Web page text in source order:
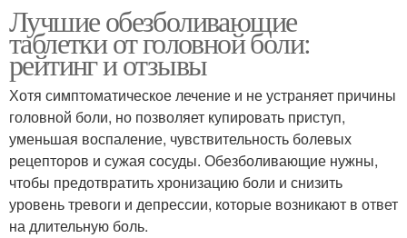
Лучшие обезболивающие
таблетки от головной боли:
рейтинг и отзывы
Хотя симптоматическое лечение и не устраняет причины
головной боли, но позволяет купировать приступ,
уменьшая воспаление, чувствительность болевых
рецепторов и сужая сосуды. Обезболивающие нужны,
чтобы предотвратить хронизацию боли и снизить
уровень тревоги и депрессии, которые возникают в ответ
на длительную боль.